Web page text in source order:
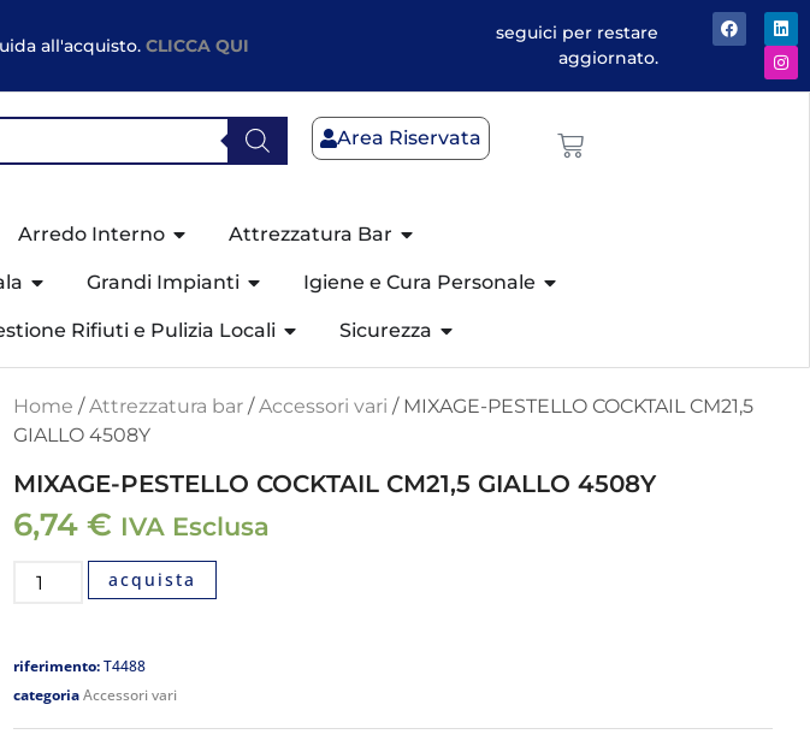
all'acquisto.CLICCA QUI
seguici per restare
aggiornato.
Area Riservata
Arredo Interno Attrezzatura Bar
Grandi Impianti Igiene e Cura Personale
Rifiuti e Pulizia Locali Sicurezza
Home /Attrezzatura bar /Accessori vari / MIXAGE-PESTELLO COCKTAIL CM21,5
GIALLO 4508Y
MIXAGE-PESTELLO COCKTAIL CM21,5 GIALLO 4508Y
6,74 € IVA Esclusa
acquista
riferimento:T4488
categoriaAccessori vari